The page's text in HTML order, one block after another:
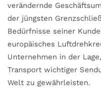
verändernde
der jüngsten
Bedürfnisse seiner
europäisches
Unternehmen in der
Transport wichtiger
Welt zu gewährleisten.